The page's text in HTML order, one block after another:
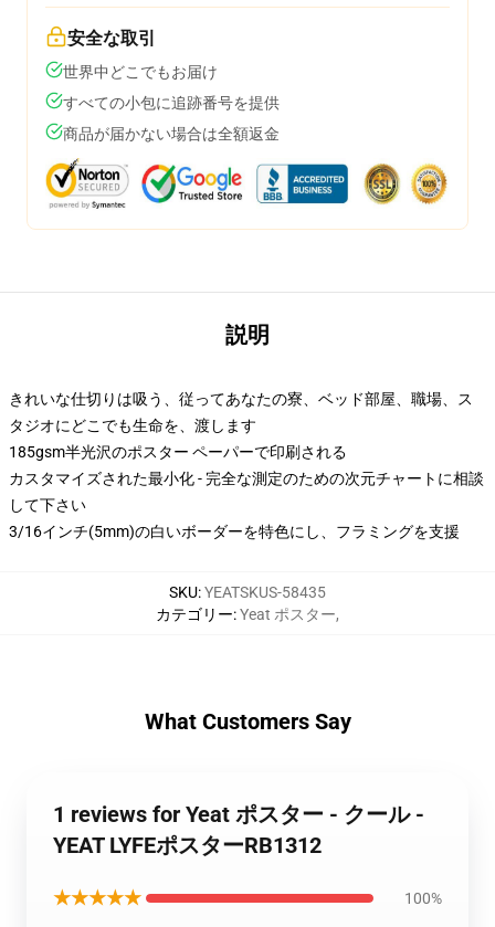
安全な取引
世界中どこでもお届け
すべての小包に追跡番号を提供
商品が届かない場合は全額返金
説明
きれいな仕切りは吸う、従ってあなたの寮、ベッド部屋、職場、ス
タジオにどこでも生命を、渡します
185gsm半光沢のポスター ペーパーで印刷される
カスタマイズされた最小化 - 完全な測定のための次元チャートに相談
して下さい
3/16インチ(5mm)の白いボーダーを特色にし、フラミングを支援
SKU:YEATSKUS-58435
カテゴリー:Yeat ポスター,
What Customers Say
1 reviews for Yeat ポスター - クール -
YEAT LYFEポスターRB1312
★★★★★ 100%